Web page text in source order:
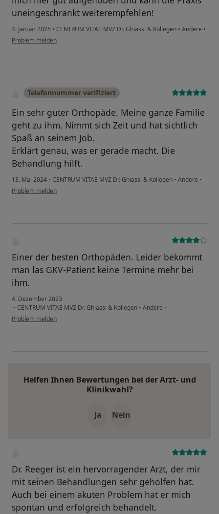
uneingeschränkt weiterempfehlen!
4. Januar 2025 • CENTRUM VITAE MVZ Dr. Ghiassi & Kollegen • Andere •
Problem melden
Telefonnummer verifiziert
Ein sehr guter Orthopäde. Meine ganze Familie
geht zu ihm. Nimmt sich Zeit und hat sichtlich
Spaß an seinem Job.
Erklärt genau, was er gerade macht. Die
Behandlung hilft.
13. Mai 2024 • CENTRUM VITAE MVZ Dr. Ghiassi & Kollegen • Andere •
Problem melden
Einer der besten Orthopäden. Leider bekommt
man las GKV-Patient keine Termine mehr bei
ihm.
4. Dezember 2023
• CENTRUM VITAE MVZ Dr. Ghiassi & Kollegen • Andere •
Problem melden
Helfen Ihnen Bewertungen bei der Arzt- und
Klinikwahl?
Ja Nein
Dr. Reeger ist ein hervorragender Arzt, der mir
mit seinen Behandlungen sehr geholfen hat.
Auch bei einem akuten Problem hat er mich
spontan und erfolgreich behandelt.